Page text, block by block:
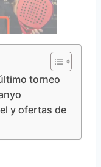
torneo
y ofertas de